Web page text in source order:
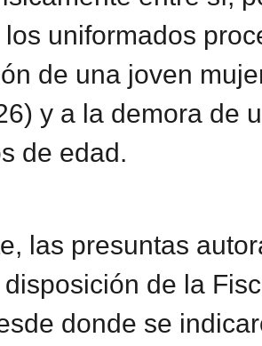
uniformados
de una joven
y a la demora de
de edad.
las presuntas
de la
donde se